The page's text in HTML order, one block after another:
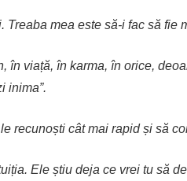
mea este să-i fac să fie
în viață, în karma, în orice,
inima”.
recunoști cât mai rapid și să
Ele știu deja ce vrei tu să